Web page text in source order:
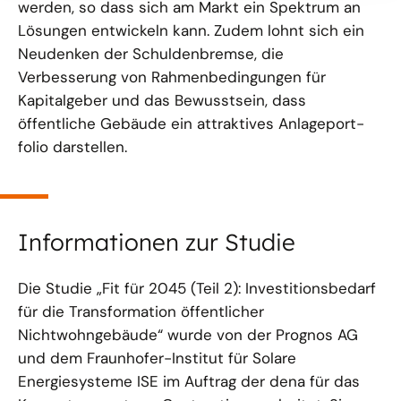
werden, so dass sich am Markt ein Spektrum an
Lösungen entwickeln kann. Zudem lohnt sich ein
Neudenken der Schuldenbremse, die
Verbesserung von Rahmenbedingungen für
Kapitalgeber und das Bewusstsein, dass
öffentliche Gebäude ein attraktives Anlageport­
folio darstellen.
Informationen zur Studie
Die Studie „Fit für 2045 (Teil 2): Investitionsbedarf
für die Transformation öffentlicher
Nichtwohngebäude“ wurde von der Prognos AG
und dem Fraunhofer-Institut für Solare
Energiesysteme ISE im Auftrag der dena für das